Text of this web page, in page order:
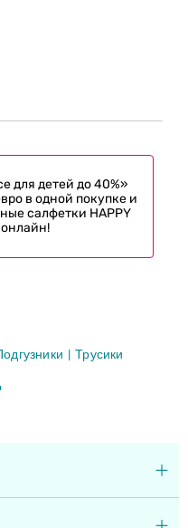
для детей до 40%»
в одной покупке и
салфетки HAPPY
Трусики